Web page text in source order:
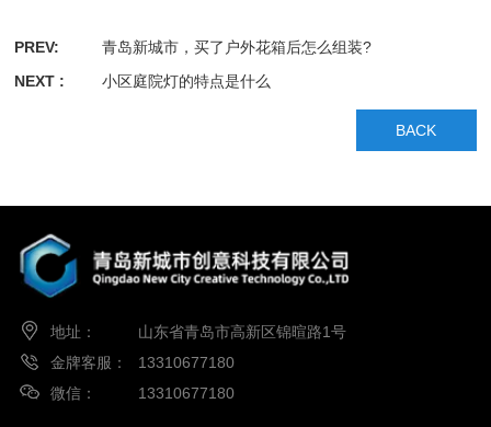
PREV:
青岛新城市，买了户外花箱后怎么组装?
NEXT :
小区庭院灯的特点是什么
BACK
地址：
山东省青岛市高新区锦暄路1号
金牌客服：
13310677180
微信：
13310677180